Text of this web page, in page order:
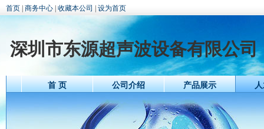
首页 商务中心 收藏本公司 设为首页
深圳市东源超声波设备有限公司
首 页 公司介绍 产品展示